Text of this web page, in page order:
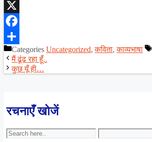
WhatsApp
X
Facebook
ShareCategories Uncategorized,कविता,काव्यभाषा
मैं ढूंढ रहा हूँ..
कुछ यूँ ही…
रचनाएँ खोजें